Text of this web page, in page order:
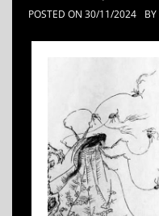
POSTED ON 30/11/2024 BY